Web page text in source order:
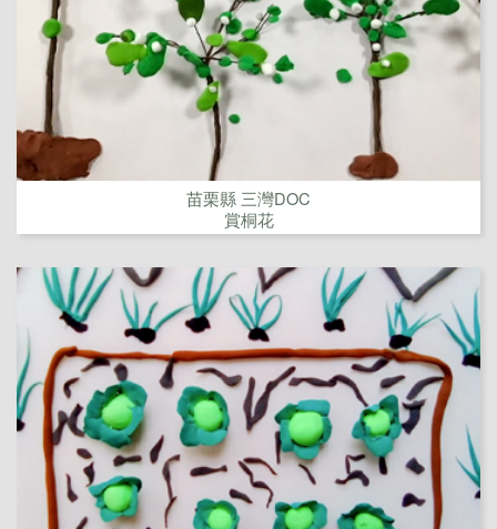
苗栗縣 三灣DOC
賞桐花